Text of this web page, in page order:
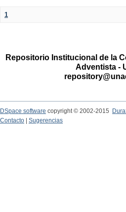
1
Repositorio Institucional de la
Adventista -
DSpace software copyright © 2002-2015
Contacto
Sugerencias